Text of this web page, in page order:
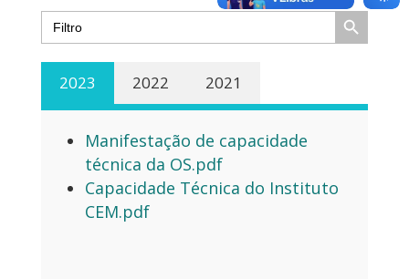
Search
for:
Search Button
2023 2022 2021
Manifestação de capacidade
técnica da OS.pdf
Capacidade Técnica do Instituto
CEM.pdf